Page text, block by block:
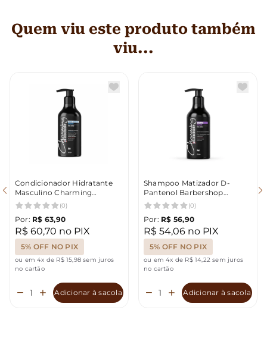
Quem viu este produto também
viu...
Condicionador Hidratante
Masculino Charming
Barbershop 500ml
(0)
Por: R$ 63,90
R$ 60,70 no PIX
5% OFF NO PIX
ou em 4x de R$ 15,98 sem juros
no cartão
Adicionar à sacola
Shampoo Matizador D-
Pantenol Barbershop
Charming 500ml
(0)
Por: R$ 56,90
R$ 54,06 no PIX
5% OFF NO PIX
ou em 4x de R$ 14,22 sem juros
no cartão
Adicionar à sacola